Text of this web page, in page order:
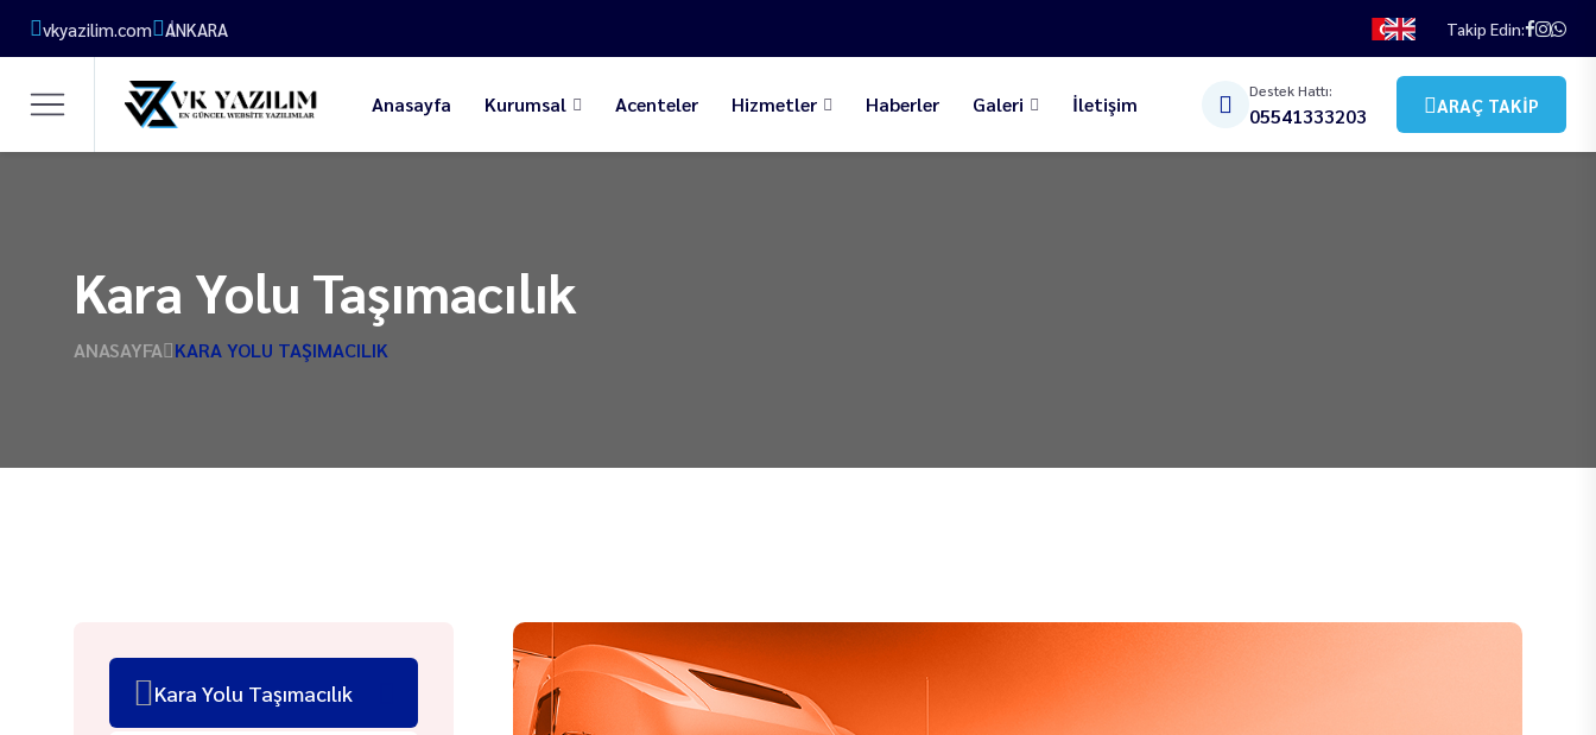
vkyazilim.com ANKARA Takip Edin:
Anasayfa Kurumsal Acenteler Hizmetler Haberler Galeri İletişim
Destek Hattı:
05541333203 ARAÇ TAKIP
Kara Yolu Taşımacılık
ANASAYFA KARA YOLU TAŞIMACILIK
Kara Yolu Taşımacılık